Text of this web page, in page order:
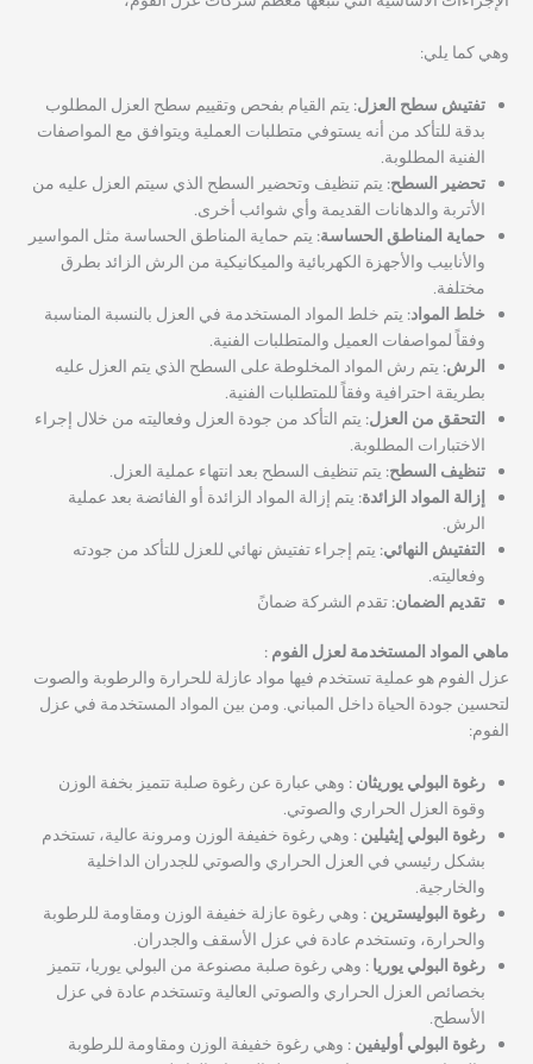
وهي كما يلي:
تفتيش سطح العزل:يتم القيام بفحص وتقييم سطح العزل المطلوب
بدقة للتأكد من أنه يستوفي متطلبات العملية ويتوافق مع المواصفات
الفنية المطلوبة.
تحضير السطح:يتم تنظيف وتحضير السطح الذي سيتم العزل عليه من
الأتربة والدهانات القديمة وأي شوائب أخرى.
حماية المناطق الحساسة:يتم حماية المناطق الحساسة مثل المواسير
والأنابيب والأجهزة الكهربائية والميكانيكية من الرش الزائد بطرق
مختلفة.
خلط المواد:يتم خلط المواد المستخدمة في العزل بالنسبة المناسبة
وفقاً لمواصفات العميل والمتطلبات الفنية.
الرش:يتم رش المواد المخلوطة على السطح الذي يتم العزل عليه
بطريقة احترافية وفقاً للمتطلبات الفنية.
التحقق من العزل:يتم التأكد من جودة العزل وفعاليته من خلال إجراء
الاختبارات المطلوبة.
تنظيف السطح:يتم تنظيف السطح بعد انتهاء عملية العزل.
إزالة المواد الزائدة:يتم إزالة المواد الزائدة أو الفائضة بعد عملية
الرش.
التفتيش النهائي:يتم إجراء تفتيش نهائي للعزل للتأكد من جودته
وفعاليته.
تقديم الضمان:تقدم الشركة ضمانً
ماهي المواد المستخدمة لعزل الفوم :
عزل الفوم هو عملية تستخدم فيها مواد عازلة للحرارة والرطوبة والصوت
لتحسين جودة الحياة داخل المباني. ومن بين المواد المستخدمة في عزل
الفوم:
رغوة البولي يوريثان : وهي عبارة عن رغوة صلبة تتميز بخفة الوزن
وقوة العزل الحراري والصوتي.
رغوة البولي إيثيلين : وهي رغوة خفيفة الوزن ومرونة عالية، تستخدم
بشكل رئيسي في العزل الحراري والصوتي للجدران الداخلية
والخارجية.
رغوة البوليسترين : وهي رغوة عازلة خفيفة الوزن ومقاومة للرطوبة
والحرارة، وتستخدم عادة في عزل الأسقف والجدران.
رغوة البولي يوريا : وهي رغوة صلبة مصنوعة من البولي يوريا، تتميز
بخصائص العزل الحراري والصوتي العالية وتستخدم عادة في عزل
الأسطح.
رغوة البولي أوليفين : وهي رغوة خفيفة الوزن ومقاومة للرطوبة